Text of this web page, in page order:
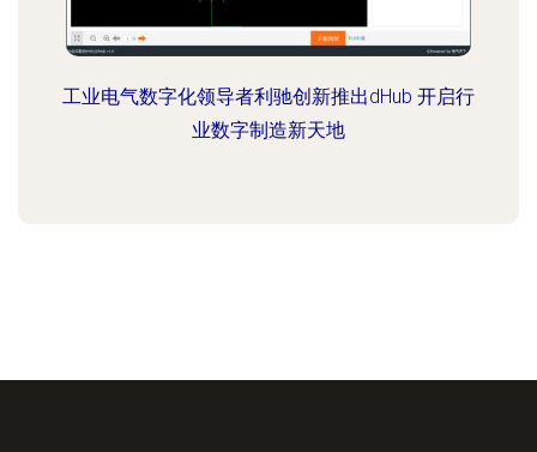
工业电气数字化领导者利驰创新推出dHub 开启行
业数字制造新天地